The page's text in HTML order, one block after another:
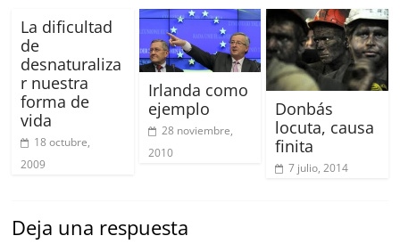
La dificultad
de
desnaturaliza
r nuestra
forma de
vida
18 octubre,
2009
Irlanda como
ejemplo
28 noviembre,
2010
Donbás
locuta, causa
finita
7 julio, 2014
Deja una respuesta